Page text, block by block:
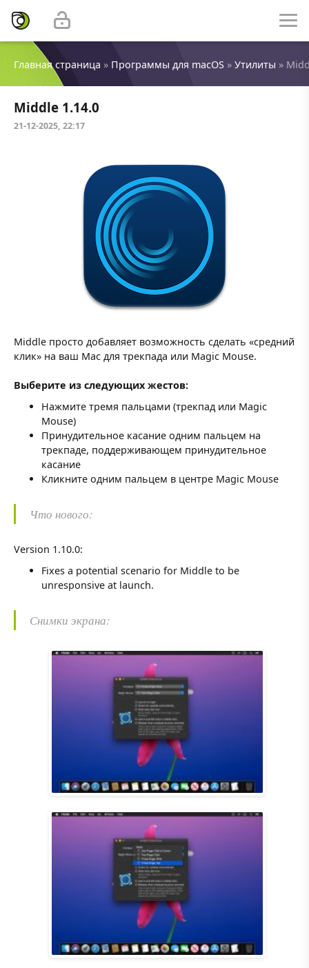
Главная страница » Программы для macOS » Утилиты »
Middle 1.14.0
21-12-2025, 22:17
Middle просто добавляет возможность сделать «средний
клик» на ваш Mac для трекпада или Magic Mouse.
Выберите из следующих жестов:
Нажмите тремя пальцами (трекпад или Magic
Mouse)
Принудительное касание одним пальцем на
трекпаде, поддерживающем принудительное
касание
Кликните одним пальцем в центре Magic Mouse
Что нового:
Version 1.10.0:
Fixes a potential scenario for Middle to be
unresponsive at launch.
Снимки экрана: